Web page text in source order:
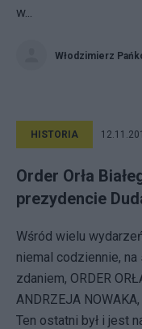
w...
Włodzimierz
HISTORIA
Order Orła
prezydencie
Wśród wielu
niemal codziennie,
zdaniem, ORDER
ANDRZEJA
Ten ostatni był i jest